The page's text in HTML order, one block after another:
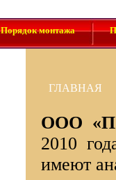
Порядок монтажа
ГЛАВНАЯ
ООО
2010
имеют